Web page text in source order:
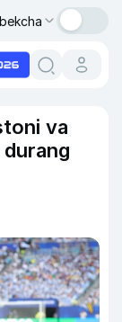
va